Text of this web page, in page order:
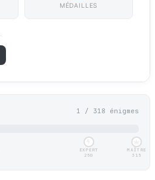
MÉDAILLES
1 / 318 énigmes
EXPERT
250
MAÎTRE
315